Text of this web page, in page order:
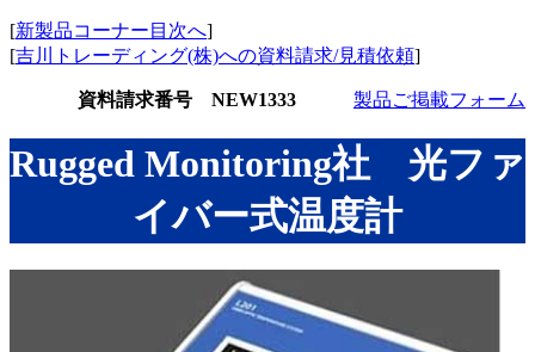
[新製品コーナー目次へ]
[吉川トレーディング(株)への資料請求/見積依頼]
資料請求番号 NEW1333 製品ご掲載フォーム
Rugged Monitoring社 光ファ
イバー式温度計